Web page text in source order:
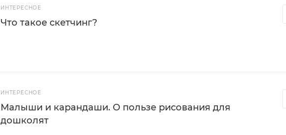
ИНТЕРЕСНОЕ
Что такое скетчинг?
ИНТЕРЕСНОЕ
Малыши и карандаши. О пользе рисования для
дошколят